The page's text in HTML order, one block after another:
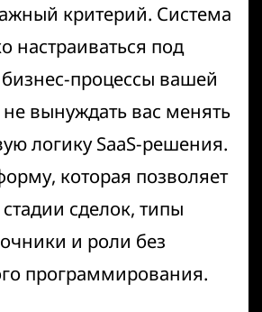
критерий. Система
настраиваться под
процессы вашей
вынуждать вас менять
логику SaaS-решения.
которая позволяет
сделок, типы
и роли без
программирования.